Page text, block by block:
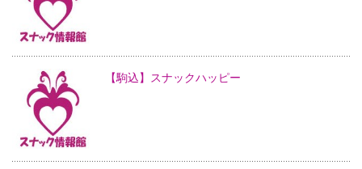
【駒込】スナックハッピー